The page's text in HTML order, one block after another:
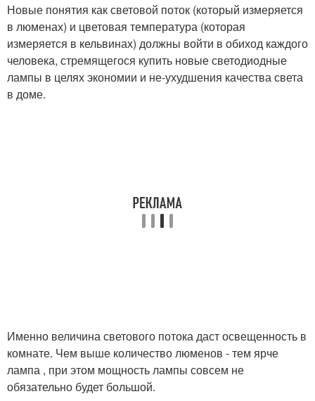
Новые понятия как световой поток (который измеряется
в люменах) и цветовая температура (которая
измеряется в кельвинах) должны войти в обиход каждого
человека, стремящегося купить новые светодиодные
лампы в целях экономии и не-ухудшения качества света
в доме.
Именно величина светового потока даст освещенность в
комнате. Чем выше количество люменов - тем ярче
лампа , при этом мощность лампы совсем не
обязательно будет большой.